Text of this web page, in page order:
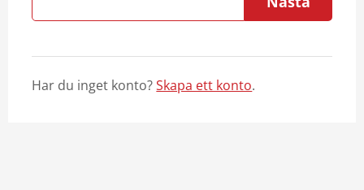
Har du inget konto?Skapa ett konto.